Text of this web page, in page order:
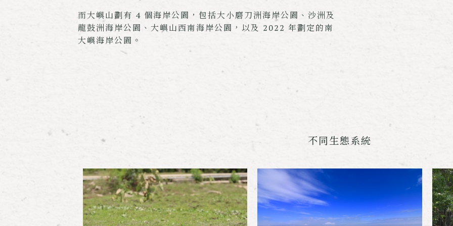
而大嶼山劃有 4 個海岸公園，包括大小磨刀洲海岸公園、沙洲及
龍鼓洲海岸公園、大嶼山西南海岸公園，以及 2022 年劃定的南
大嶼海岸公園。
不同生態系統